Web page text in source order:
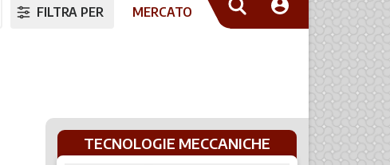
FILTRA PER MERCATO
TECNOLOGIE MECCANICHE